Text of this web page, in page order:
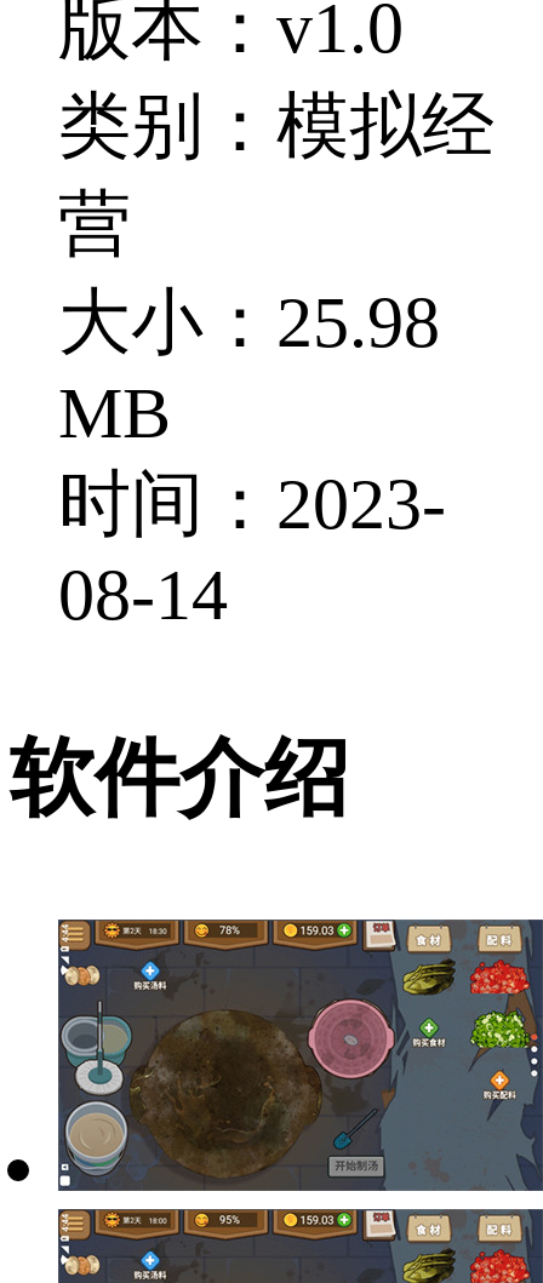
版本：v1.0
类别：模拟经
营
大小：25.98
MB
时间：2023-
08-14
软件介绍